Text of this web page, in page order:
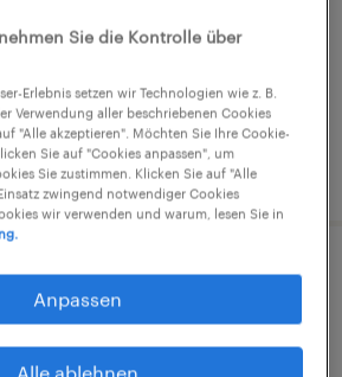
pro Stunde
Handwerk
(m/w/d)
Sie die Kontrolle über
Erlebnis setzen wir Technologien wie z. B.
Verwendung aller beschriebenen Cookies
"Alle akzeptieren". Möchten Sie Ihre Cookie-
Sie auf "Cookies anpassen", um
Sie zustimmen. Klicken Sie auf "Alle
zwingend notwendiger Cookies
wir verwenden und warum, lesen Sie in
Anpassen
Alle ablehnen